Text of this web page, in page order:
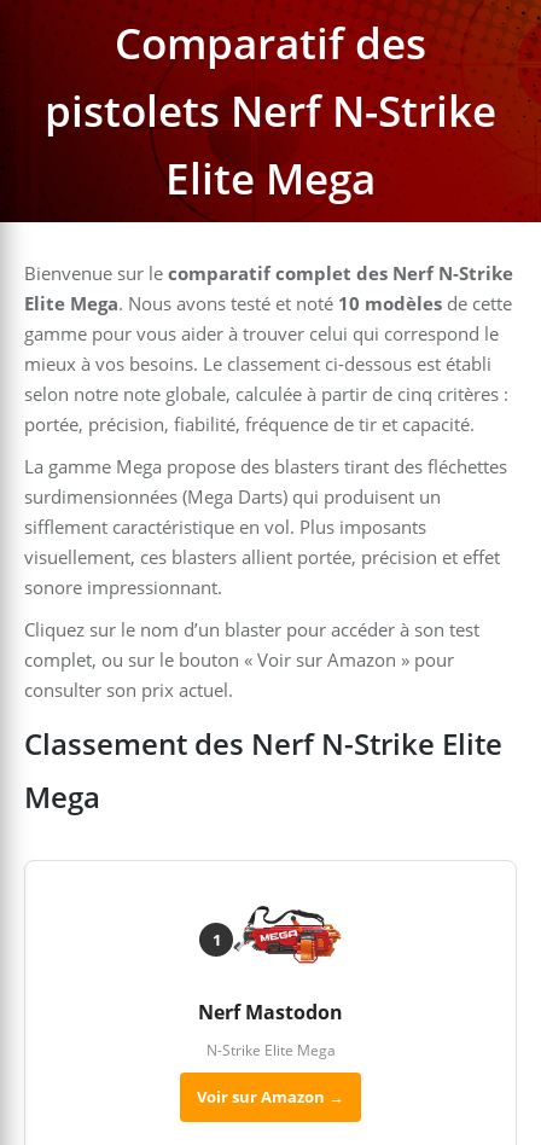
Comparatif des
pistolets Nerf N-Strike
Elite Mega
Bienvenue sur le comparatif complet des Nerf N-Strike
Elite Mega. Nous avons testé et noté 10 modèles de cette
gamme pour vous aider à trouver celui qui correspond le
mieux à vos besoins. Le classement ci-dessous est établi
selon notre note globale, calculée à partir de cinq critères :
portée, précision, fiabilité, fréquence de tir et capacité.
La gamme Mega propose des blasters tirant des fléchettes
surdimensionnées (Mega Darts) qui produisent un
sifflement caractéristique en vol. Plus imposants
visuellement, ces blasters allient portée, précision et effet
sonore impressionnant.
Cliquez sur le nom d’un blaster pour accéder à son test
complet, ou sur le bouton « Voir sur Amazon » pour
consulter son prix actuel.
Classement des Nerf N-Strike Elite
Mega
1
Nerf Mastodon
N-Strike Elite Mega
Voir sur Amazon →